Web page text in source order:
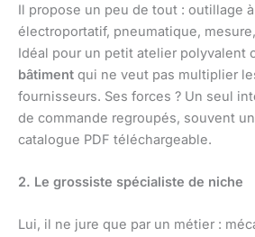
Il propose un peu de tout : outillage
électroportatif, pneumatique,
Idéal pour un petit atelier polyvalent
bâtiment qui ne veut pas multiplier
fournisseurs. Ses forces ? Un seul
de commande regroupés, souvent
catalogue PDF téléchargeable.
2. Le grossiste spécialiste de niche
Lui, il ne jure que par un métier :